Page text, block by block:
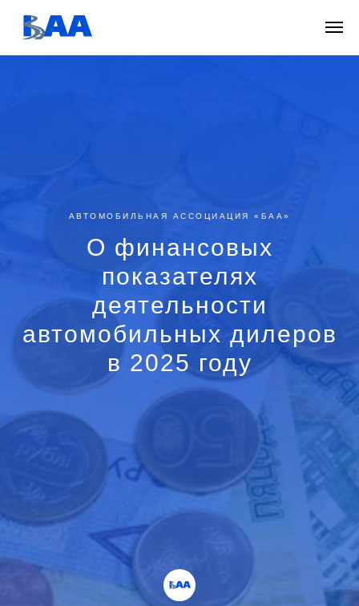
АВТОМОБИЛЬНАЯ АССОЦИАЦИЯ «БАА»
О финансовых
показателях
деятельности
автомобильных дилеров
в 2025 году